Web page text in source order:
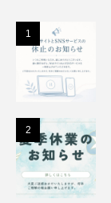
1
2